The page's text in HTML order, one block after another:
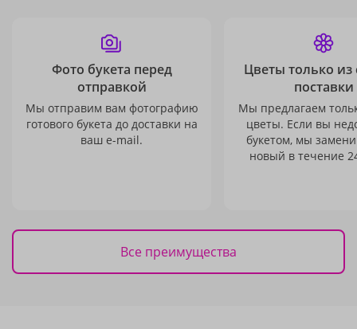
Фото букета перед
отправкой
Мы отправим вам фотографию
готового букета до доставки на
ваш e-mail.
Цветы только из
поставки
Мы предлагаем
цветы. Если вы
букетом, мы
новый в течение
Все преимущества